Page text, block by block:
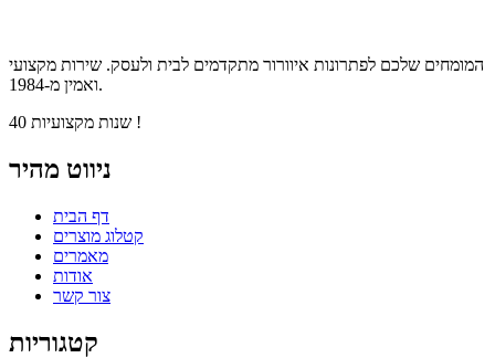
המומחים שלכם לפתרונות איוורור מתקדמים לבית ולעסק. שירות מקצועי
ואמין מ-1984.
40 שנות מקצועיות !
ניווט מהיר
דף הבית
קטלוג מוצרים
מאמרים
אודות
צור קשר
קטגוריות